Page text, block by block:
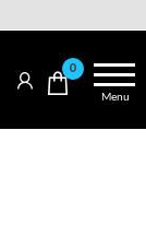
0
Menu